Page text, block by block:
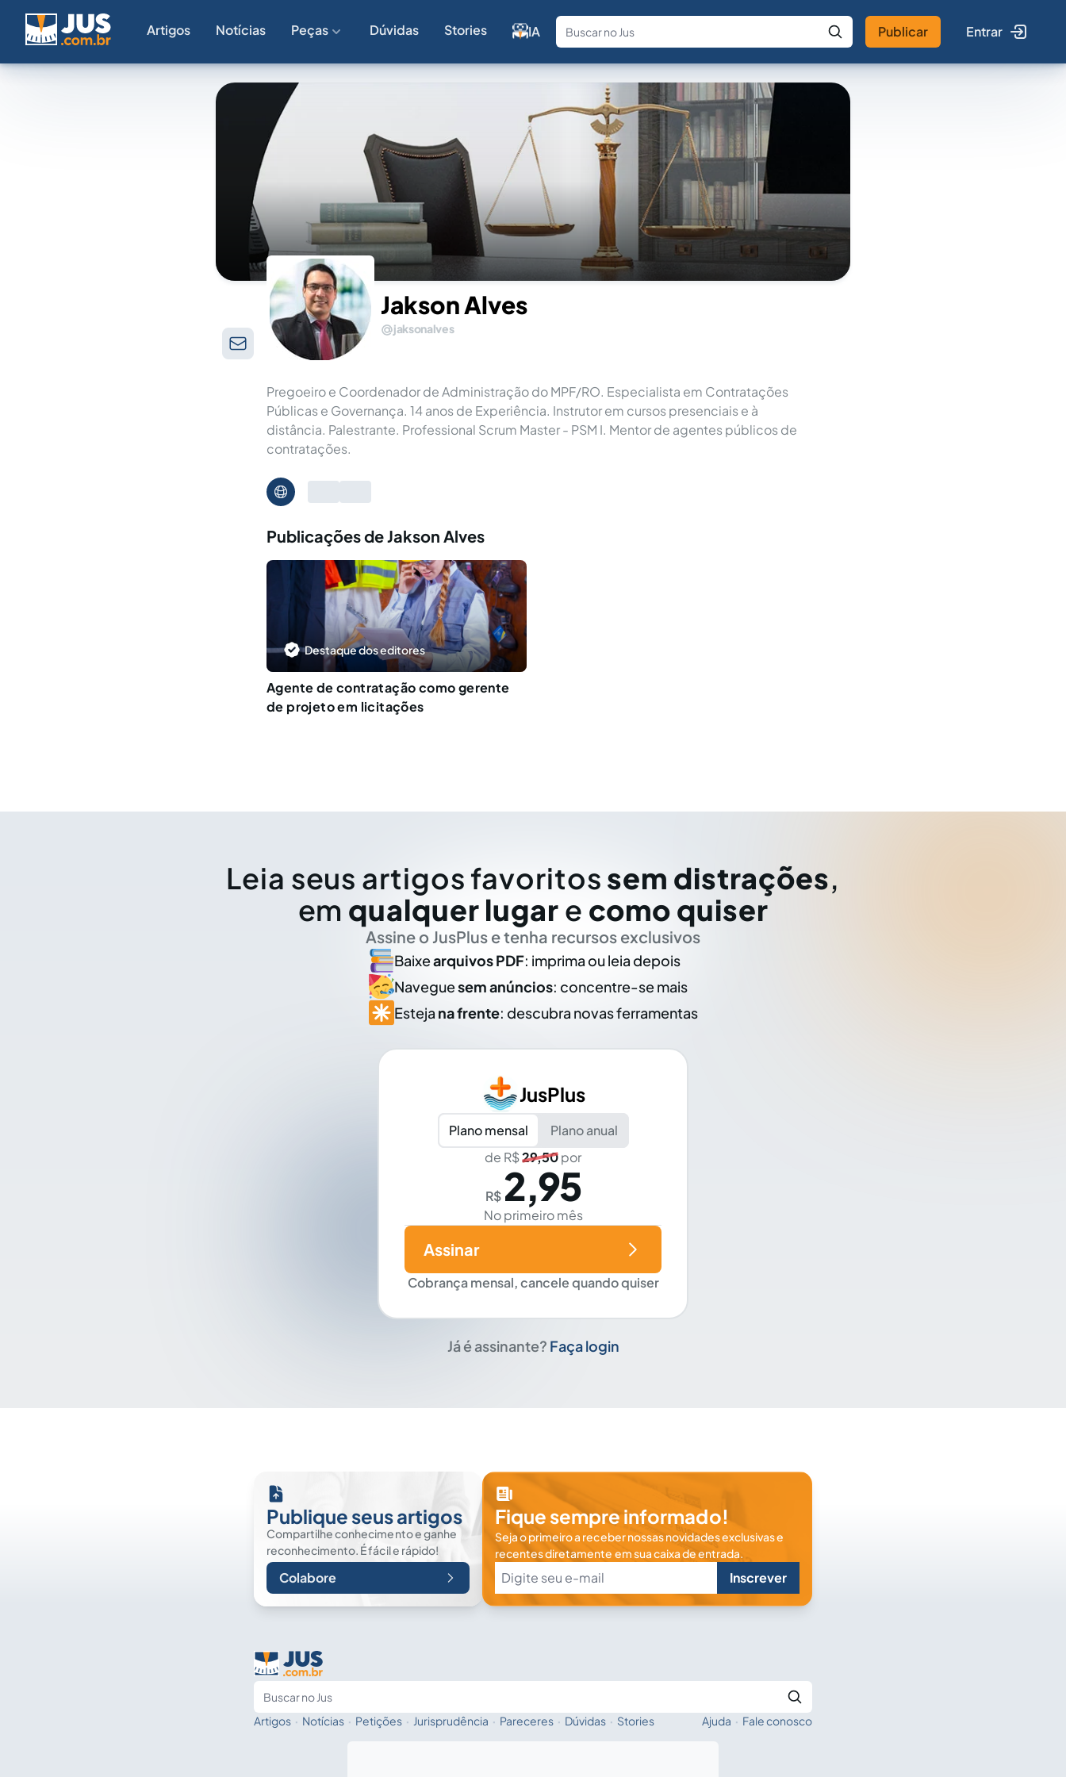
Artigos Notícias Peças Dúvidas Stories IA
Fale com a IA Buscar no Jus
Publicar Entrar
Jakson Alves
jaksonalves
Pregoeiro e Coordenador de Administração do MPF/RO. Especialista em Contratações
Públicas e Governança. 14 anos de Experiência. Instrutor em cursos presenciais e à
distância. Palestrante. Professional Scrum Master - PSM I. Mentor de agentes públicos de
contratações.
Publicações de Jakson Alves
Destaque dos editores
Agente de contratação como gerente
de projeto em licitações
Leia seus artigos favoritos sem distrações,
em qualquer lugar e como quiser
Assine o JusPlus e tenha recursos exclusivos
Baixearquivos PDF: imprima ou leia depois
Naveguesem anúncios: concentre-se mais
Esteja na frente: descubra novas ferramentas
JusPlus
Plano mensal
Plano anual
de R$29,50por
R$ 2,95
No primeiro mês
Cobrança mensal, cancele quando quiser
Assinar
Já é assinante? Faça login
Publique seus artigos
Compartilhe conhecimento e ganhe
reconhecimento. É fácil e rápido!
Colabore
Fique sempre informado!
Seja o primeiro a receber nossas novidades exclusivas e
recentes diretamente em sua caixa de entrada.
Inscrever
Artigos · Notícias · Petições · Jurisprudência · Pareceres · Dúvidas · Stories Ajuda · Fale conosco